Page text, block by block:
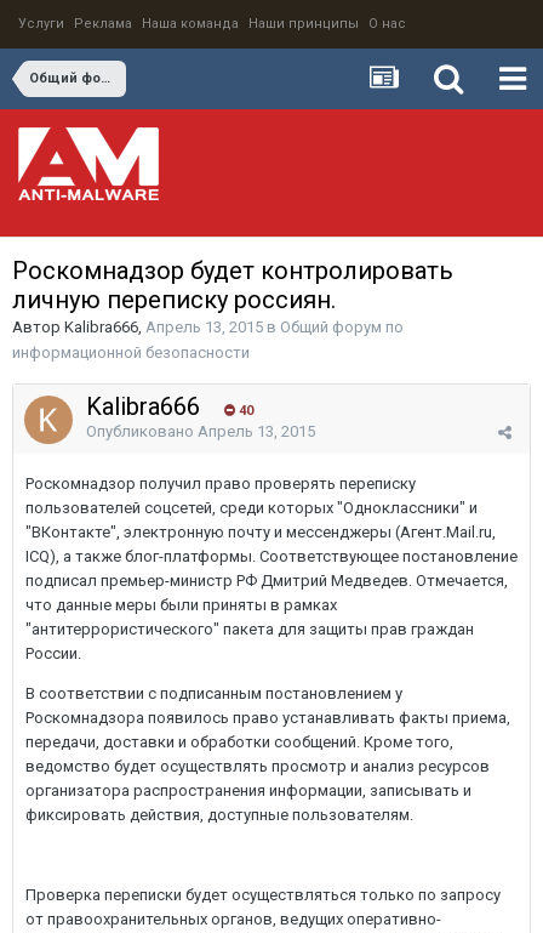
Услуги Реклама Наша команда Наши принципы О нас
Общий форум по информационной безопасности
Роскомнадзор будет контролировать
личную переписку россиян.
Автор Kalibra666, Апрель 13, 2015 в Общий форум по
информационной безопасности
Kalibra666 40
Опубликовано Апрель 13, 2015
Роскомнадзор получил право проверять переписку
пользователей соцсетей, среди которых "Одноклассники" и
"ВКонтакте", электронную почту и мессенджеры (Агент.Mail.ru,
ICQ), а также блог-платформы. Соответствующее постановление
подписал премьер-министр РФ Дмитрий Медведев. Отмечается,
что данные меры были приняты в рамках
"антитеррористического" пакета для защиты прав граждан
России.
В соответствии с подписанным постановлением у
Роскомнадзора появилось право устанавливать факты приема,
передачи, доставки и обработки сообщений. Кроме того,
ведомство будет осуществлять просмотр и анализ ресурсов
организатора распространения информации, записывать и
фиксировать действия, доступные пользователям.
Проверка переписки будет осуществляться только по запросу
от правоохранительных органов, ведущих оперативно-